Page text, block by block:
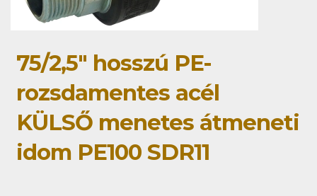
75/2,5" hosszú PE-
rozsdamentes acél
KÜLSŐ menetes átmeneti
idom PE100 SDR11